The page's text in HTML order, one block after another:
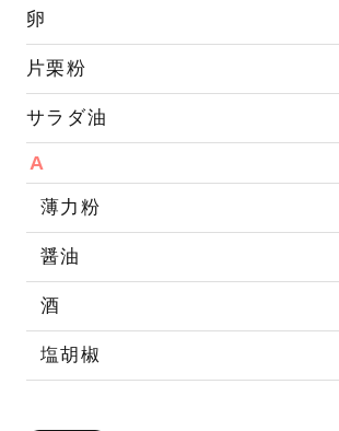
卵
片栗粉
サラダ油
A
薄力粉
醤油
酒
塩胡椒